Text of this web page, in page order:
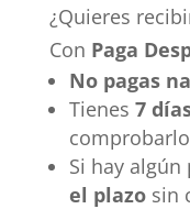
¿Quieres
Con Paga
No pagas
Tienes 7
Si hay
el plazosin